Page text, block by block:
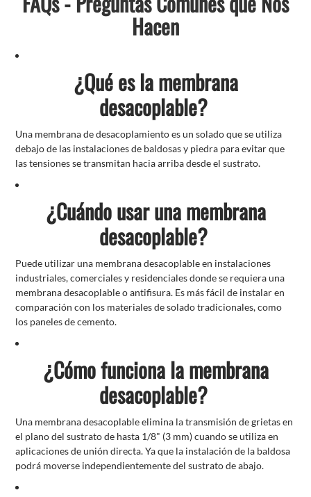
Hacen
¿Qué es la membrana
desacoplable?
Una membrana de desacoplamiento es un solado que se utiliza
debajo de las instalaciones de baldosas y piedra para evitar que
las tensiones se transmitan hacia arriba desde el sustrato.
¿Cuándo usar una membrana
desacoplable?
Puede utilizar una membrana desacoplable en instalaciones
industriales, comerciales y residenciales donde se requiera una
membrana desacoplable o antifisura. Es más fácil de instalar en
comparación con los materiales de solado tradicionales, como
los paneles de cemento.
¿Cómo funciona la membrana
desacoplable?
Una membrana desacoplable elimina la transmisión de grietas en
el plano del sustrato de hasta 1/8" (3 mm) cuando se utiliza en
aplicaciones de unión directa. Ya que la instalación de la baldosa
podrá moverse independientemente del sustrato de abajo.